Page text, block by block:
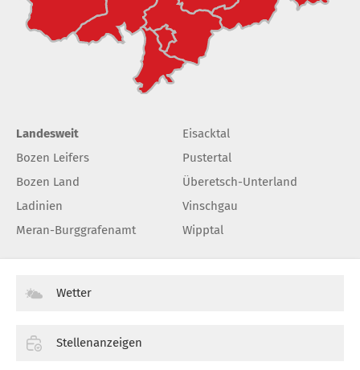
Landesweit
Bozen Leifers
Bozen Land
Ladinien
Meran-Burggrafenamt
Eisacktal
Pustertal
Überetsch-Unterland
Vinschgau
Wipptal
Wetter
Stellenanzeigen